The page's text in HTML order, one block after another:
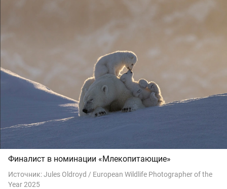
Финалист в номинации «Млекопитающие»
Источник:Jules Oldroyd / European Wildlife Photographer of the
Year 2025